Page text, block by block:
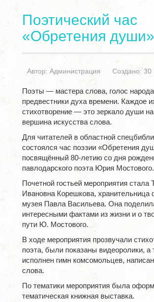
Поэтический час
«Обретения души»
Автор: Администрация Создано:
Поэты — мастера слова, голос
предвестники духа времени. Каждое
стихотворение — это зеркало души
вершина искусства слова.
Для читателей в областной
состоялся час поэзии «Обретения
посвящённый 80-летию со дня
павлодарского поэта Юрия Мостового.
Почетной гостьей мероприятия стала
Ивановна Корешкова,
музея Павла Васильева. Она
интересными фактами из жизни и о
пути Ю. Мостового.
В ходе мероприятия прозвучали
поэта, были показаны видеоролики, а
исполнен гимн комсомольцев,
слова.
По тематики мероприятия была
тематическая книжная выставка.